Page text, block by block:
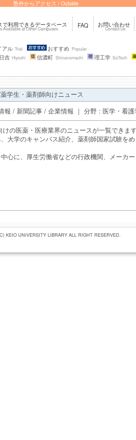
塾外からアクセス / Outside
で利用できるデータベース
Available at Other Campuses FAQ お問い合わせ
Contact Us
アル Trial おすすめ Popular
日吉 Hiyoshi 信濃町 Shinanomachi 理工学 SciTech
学生・薬剤師向けニュース
/ 新聞記事 / 企業情報 ｜ 分野 : 医学・看
の医薬・医療業界のニュースが一覧できます
大学のキャンパス紹介、薬剤師国家試験を
心に、厚生労働省などの行政機関、メーカ
KEIO UNIVERSITY LIBRARY ALL RIGHT RESERVED.